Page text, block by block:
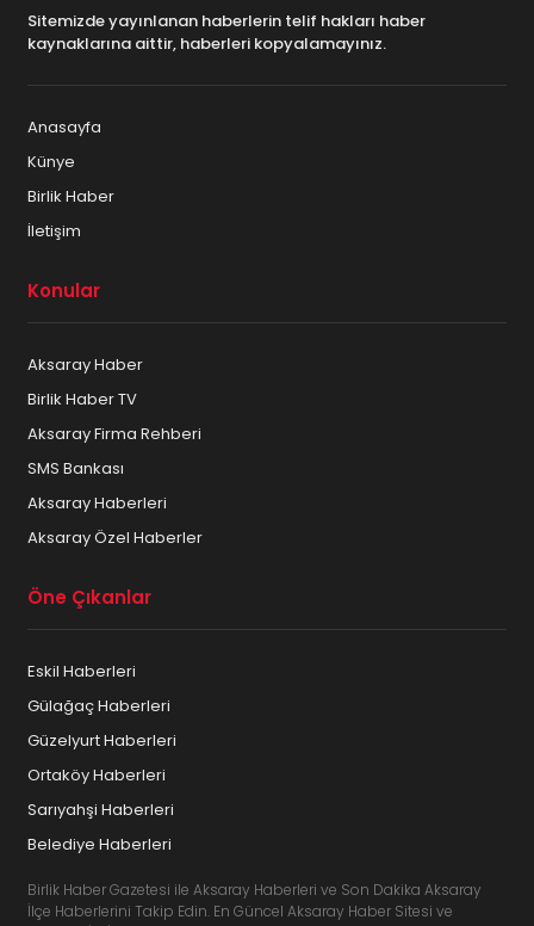
Sitemizde yayınlanan haberlerin telif hakları haber
kaynaklarına aittir, haberleri kopyalamayınız.
Anasayfa
Künye
Birlik Haber
İletişim
Konular
Aksaray Haber
Birlik Haber TV
Aksaray Firma Rehberi
SMS Bankası
Aksaray Haberleri
Aksaray Özel Haberler
Öne Çıkanlar
Eskil Haberleri
Gülağaç Haberleri
Güzelyurt Haberleri
Ortaköy Haberleri
Sarıyahşi Haberleri
Belediye Haberleri
Birlik Haber Gazetesi ile Aksaray Haberleri ve Son Dakika Aksaray
İlçe Haberlerini Takip Edin. En Güncel Aksaray Haber Sitesi ve